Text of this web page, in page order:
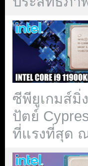
ซีพียูเกมส์มิ่
ปัตย์
ที่แรงที่สุด